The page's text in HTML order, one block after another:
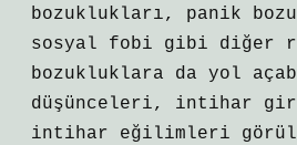
bozuklukları, panik
sosyal fobi gibi diğer
bozukluklara da yol
düşünceleri, intihar
intihar eğilimleri